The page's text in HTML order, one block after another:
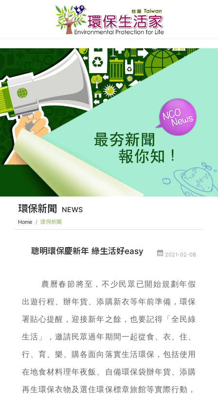
環保新聞 NEWS
Home 環保新聞
聰明環保慶新年 綠生活好easy 2021-02-08
農曆春節將至，不少民眾已開始規劃年假
出遊行程、辦年貨、添購新衣等年前準備，環保
署貼心提醒，迎接新年之餘，也要記得「全民綠
生活」，邀請民眾過年期間一起從食、衣、住、
行、育、樂、購各面向落實生活環保，包括使用
在地食材料理年夜飯、自備環保袋辦年貨、添購
再生環保衣物及選住環保標章旅館等實際行動，